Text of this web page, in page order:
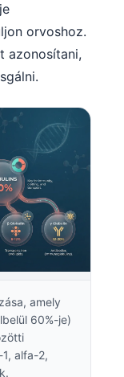
orvoshoz.
azonosítani,
amely
60%-je)
alfa-2,